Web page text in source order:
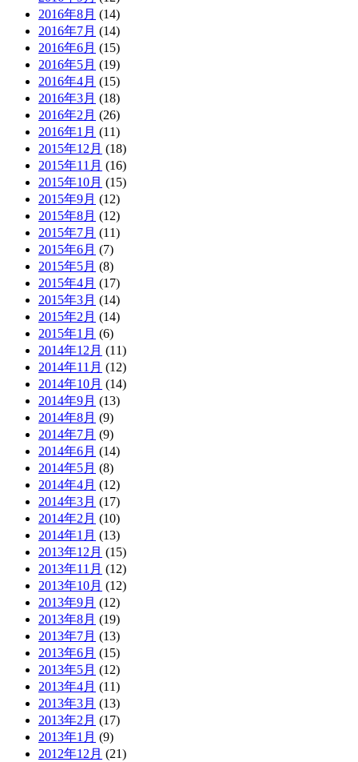
2016年8月 (14)
2016年7月 (14)
2016年6月 (15)
2016年5月 (19)
2016年4月 (15)
2016年3月 (18)
2016年2月 (26)
2016年1月 (11)
2015年12月 (18)
2015年11月 (16)
2015年10月 (15)
2015年9月 (12)
2015年8月 (12)
2015年7月 (11)
2015年6月 (7)
2015年5月 (8)
2015年4月 (17)
2015年3月 (14)
2015年2月 (14)
2015年1月 (6)
2014年12月 (11)
2014年11月 (12)
2014年10月 (14)
2014年9月 (13)
2014年8月 (9)
2014年7月 (9)
2014年6月 (14)
2014年5月 (8)
2014年4月 (12)
2014年3月 (17)
2014年2月 (10)
2014年1月 (13)
2013年12月 (15)
2013年11月 (12)
2013年10月 (12)
2013年9月 (12)
2013年8月 (19)
2013年7月 (13)
2013年6月 (15)
2013年5月 (12)
2013年4月 (11)
2013年3月 (13)
2013年2月 (17)
2013年1月 (9)
2012年12月 (21)